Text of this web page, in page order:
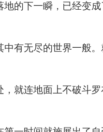
的下一瞬，已经变成
有无尽的世界一般。
就连地面上不破斗